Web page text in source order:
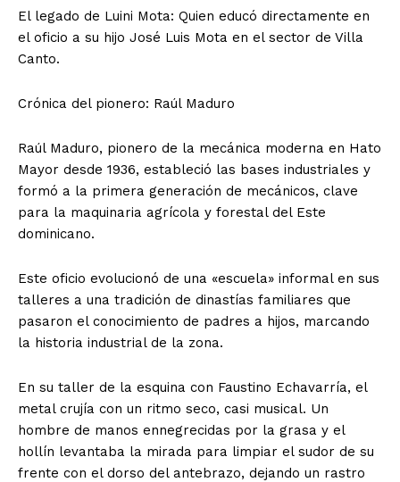
El legado de Luini Mota: Quien educó directamente en
el oficio a su hijo José Luis Mota en el sector de Villa
Canto.
Crónica del pionero: Raúl Maduro
Raúl Maduro, pionero de la mecánica moderna en Hato
Mayor desde 1936, estableció las bases industriales y
formó a la primera generación de mecánicos, clave
para la maquinaria agrícola y forestal del Este
dominicano.
Este oficio evolucionó de una «escuela» informal en sus
talleres a una tradición de dinastías familiares que
pasaron el conocimiento de padres a hijos, marcando
la historia industrial de la zona.
En su taller de la esquina con Faustino Echavarría, el
metal crujía con un ritmo seco, casi musical. Un
hombre de manos ennegrecidas por la grasa y el
hollín levantaba la mirada para limpiar el sudor de su
frente con el dorso del antebrazo, dejando un rastro